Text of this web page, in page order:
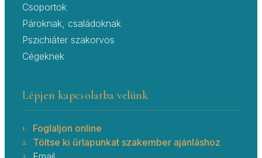
Csoportok
Pároknak, családoknak
Pszichiáter szakorvos
Cégeknek
Lépjen kapcsolatba velünk
1. Foglaljon online
2. Töltse ki űrlapunkat szakember ajánláshoz
3.